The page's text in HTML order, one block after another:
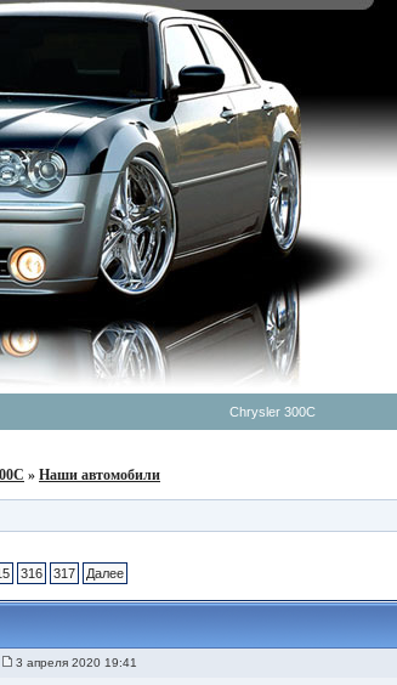
Chrysler 300C
» Наши автомобили
316 317 Далее
3 апреля 2020 19:41